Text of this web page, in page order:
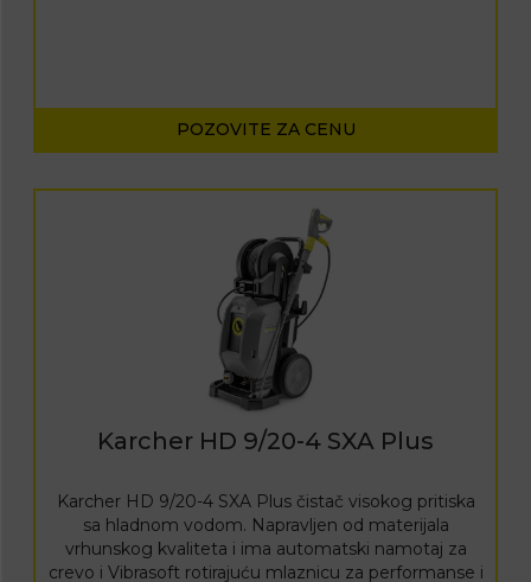
POZOVITE ZA CENU
Karcher HD 9/20-4 SXA Plus
Karcher HD 9/20-4 SXA Plus čistač visokog pritiska
sa hladnom vodom. Napravljen od materijala
vrhunskog kvaliteta i ima automatski namotaj za
crevo i Vibrasoft rotirajuću mlaznicu za performanse i